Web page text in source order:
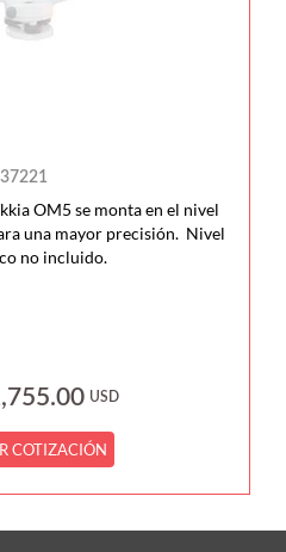
OM5 se monta en el nivel
una mayor precisión. Nivel
no incluido.
USD
COTIZACIÓN